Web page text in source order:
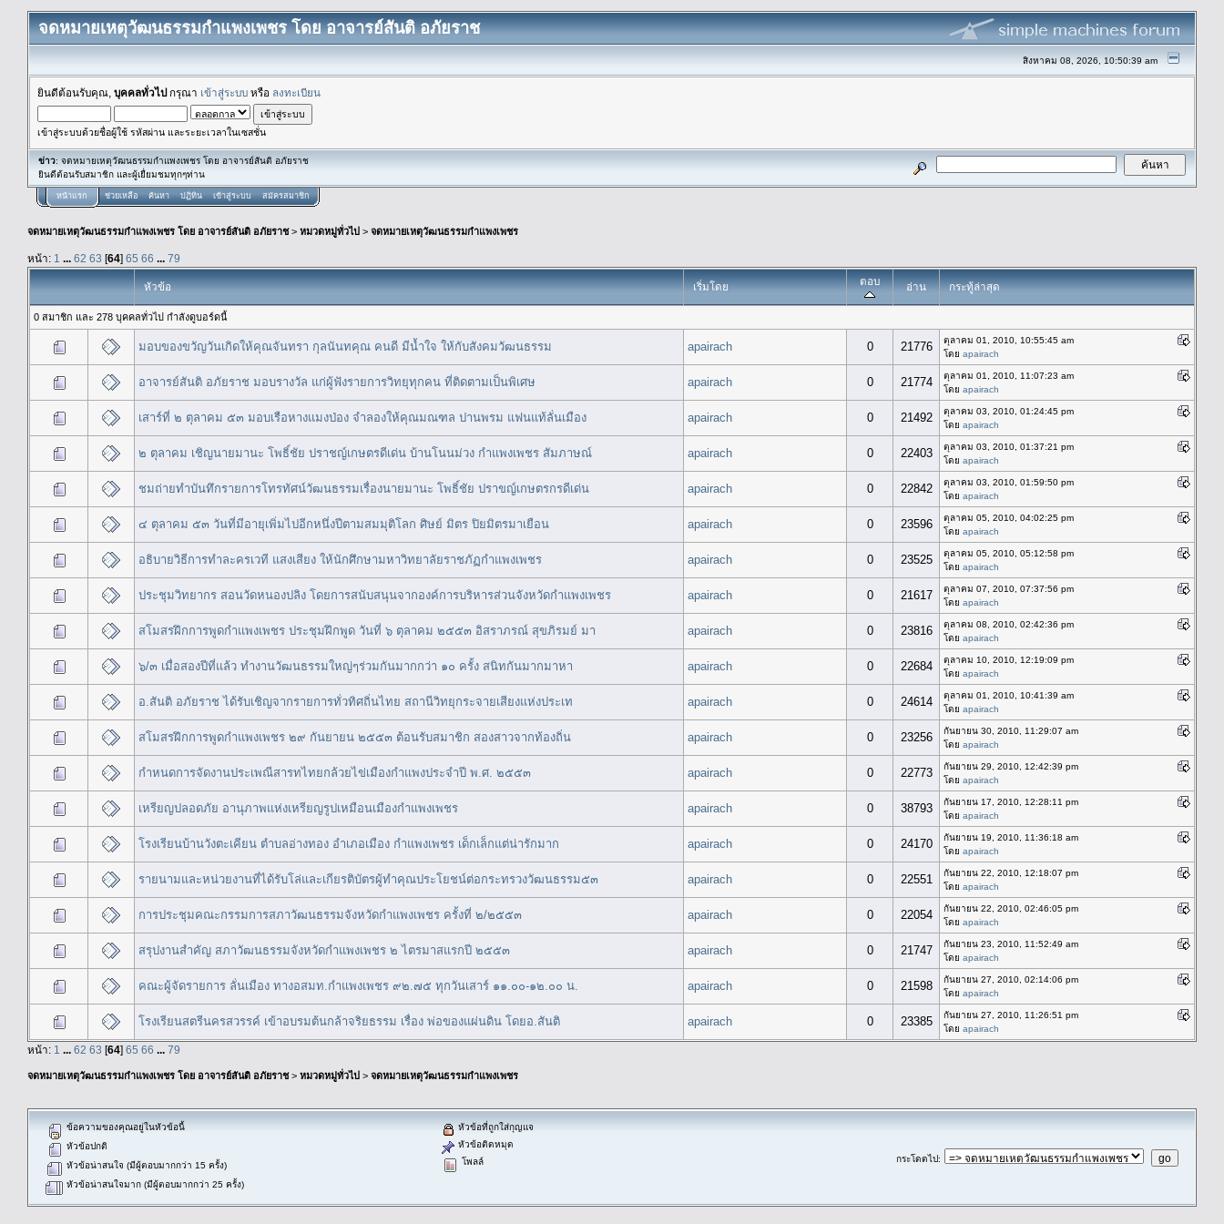
จดหมายเหตุวัฒนธรรมกำแพงเพชร โดย อาจารย์สันติ อภัยราช
สิงหาคม 08, 2026, 10:50:39 am
ยินดีต้อนรับคุณ, บุคคลทั่วไปกรุณา เข้าสู่ระบบ หรือ ลงทะเบียน
เข้าสู่ระบบด้วยชื่อผู้ใช้ รหัสผ่าน และระยะเวลาในเซสชั่น
ข่าว: จดหมายเหตุวัฒนธรรมกำแพงเพชร โดย อาจารย์สันติ อภัยราช
ยินดีต้อนรับสมาชิก และผู้เยื่ยมชมทุกๆท่าน
หน้าแรก ช่วยเหลือ ค้นหา ปฏิทิน เข้าสู่ระบบ สมัครสมาชิก
จดหมายเหตุวัฒนธรรมกำแพงเพชร โดย อาจารย์สันติ อภัยราช> หมวดหมู่ทั่วไป > จดหมายเหตุวัฒนธรรมกำแพงเพชร
หน้า: 1 ... 62 63 [64] 65 66 ... 79
หัวข้อ เริ่มโดย ตอบ อ่าน กระทู้ล่าสุด
0 สมาชิก และ 278 บุคคลทั่วไป กำลังดูบอร์ดนี้
มอบของขวัญวันเกิดให้คุณจันทรา กุลนันทคุณ คนดี มีน้ำใจ ให้กับสังคมวัฒนธรรม apairach 0 21776
ตุลาคม 01, 2010, 10:55:45 am
โดย apairach
อาจารย์สันติ อภัยราช มอบรางวัล แก่ผู้ฟังรายการวิทยุทุกคน ที่ติดตามเป็นพิเศษ apairach 0 21774
ตุลาคม 01, 2010, 11:07:23 am
โดย apairach
เสาร์ที่ ๒ ตุลาคม ๕๓ มอบเรือหางแมงป่อง จำลองให้คุณมณฑล ปานพรม แฟนแท้ลั่นเมือง apairach 0 21492
ตุลาคม 03, 2010, 01:24:45 pm
โดย apairach
๒ ตุลาคม เชิญนายมานะ โพธิ์ชัย ปราชญ์เกษตรดีเด่น บ้านโนนม่วง กำแพงเพชร สัมภาษณ์ apairach 0 22403
ตุลาคม 03, 2010, 01:37:21 pm
โดย apairach
ชมถ่ายทำบันทึกรายการโทรทัศน์วัฒนธรรมเรื่องนายมานะ โพธิ์ชัย ปราขญ์เกษตรกรดีเด่น apairach 0 22842
ตุลาคม 03, 2010, 01:59:50 pm
โดย apairach
๔ ตุลาคม ๕๓ วันที่มีอายุเพิ่มไปอีกหนึ่งปีตามสมมุติโลก ศิษย์ มิตร ปิยมิตรมาเยือน apairach 0 23596
ตุลาคม 05, 2010, 04:02:25 pm
โดย apairach
อธิบายวิธีการทำละครเวที แสงเสียง ให้นักศึกษามหาวิทยาลัยราชภัฏกำแพงเพชร apairach 0 23525
ตุลาคม 05, 2010, 05:12:58 pm
โดย apairach
ประชุมวิทยากร สอนวัดหนองปลิง โดยการสนับสนุนจากองค์การบริหารส่วนจังหวัดกำแพงเพชร apairach 0 21617
ตุลาคม 07, 2010, 07:37:56 pm
โดย apairach
สโมสรฝึกการพูดกำแพงเพชร ประชุมฝึกพูด วันที่ ๖ ตุลาคม ๒๕๕๓ อิสราภรณ์ สุขภิรมย์ มา apairach 0 23816
ตุลาคม 08, 2010, 02:42:36 pm
โดย apairach
๖/๓ เมื่อสองปีที่แล้ว ทำงานวัฒนธรรมใหญ่ๆร่วมกันมากกว่า ๑๐ ครั้ง สนิทกันมากมาหา apairach 0 22684
ตุลาคม 10, 2010, 12:19:09 pm
โดย apairach
อ.สันติ อภัยราช ได้รับเชิญจากรายการทั่วทิศถิ่นไทย สถานีวิทยุกระจายเสียงแห่งประเท apairach 0 24614
ตุลาคม 01, 2010, 10:41:39 am
โดย apairach
สโมสรฝึกการพูดกำแพงเพชร ๒๙ กันยายน ๒๕๕๓ ต้อนรับสมาชิก สองสาวจากท้องถิ่น apairach 0 23256
กันยายน 30, 2010, 11:29:07 am
โดย apairach
กำหนดการจัดงานประเพณีสารทไทยกล้วยไข่เมืองกำแพงประจำปี พ.ศ. ๒๕๕๓ apairach 0 22773
กันยายน 29, 2010, 12:42:39 pm
โดย apairach
เหรียญปลอดภัย อานุภาพแห่งเหรียญรูปเหมือนเมืองกำแพงเพชร apairach 0 38793
กันยายน 17, 2010, 12:28:11 pm
โดย apairach
โรงเรียนบ้านวังตะเคียน ตำบลอ่างทอง อำเภอเมือง กำแพงเพชร เด็กเล็กแต่น่ารักมาก apairach 0 24170
กันยายน 19, 2010, 11:36:18 am
โดย apairach
รายนามและหน่วยงานที่ได้รับโล่และเกียรติบัตรผู้ทำคุณประโยชน์ต่อกระทรวงวัฒนธรรม๕๓ apairach 0 22551
กันยายน 22, 2010, 12:18:07 pm
โดย apairach
การประชุมคณะกรรมการสภาวัฒนธรรมจังหวัดกำแพงเพชร ครั้งที่ ๒/๒๕๕๓ apairach 0 22054
กันยายน 22, 2010, 02:46:05 pm
โดย apairach
สรุปงานสำคัญ สภาวัฒนธรรมจังหวัดกำแพงเพชร ๒ ไตรมาสแรกปี ๒๕๕๓ apairach 0 21747
กันยายน 23, 2010, 11:52:49 am
โดย apairach
คณะผู้จัดรายการ ลั่นเมือง ทางอสมท.กำแพงเพชร ๙๒.๗๕ ทุกวันเสาร์ ๑๑.๐๐-๑๒.๐๐ น. apairach 0 21598
กันยายน 27, 2010, 02:14:06 pm
โดย apairach
โรงเรียนสตรีนครสวรรค์ เข้าอบรมต้นกล้าจริยธรรม เรื่อง พ่อของแผ่นดิน โดยอ.สันติ apairach 0 23385
กันยายน 27, 2010, 11:26:51 pm
โดย apairach
หน้า: 1 ... 62 63 [64] 65 66 ... 79
จดหมายเหตุวัฒนธรรมกำแพงเพชร โดย อาจารย์สันติ อภัยราช> หมวดหมู่ทั่วไป > จดหมายเหตุวัฒนธรรมกำแพงเพชร
ข้อความของคุณอยู่ในหัวข้อนี้
หัวข้อปกติ
หัวข้อน่าสนใจ (มีผู้ตอบมากกว่า 15 ครั้ง)
หัวข้อน่าสนใจมาก (มีผู้ตอบมากกว่า 25 ครั้ง)
หัวข้อที่ถูกใส่กุญแจ
หัวข้อติดหมุด
โพลล์
กระโดดไป :